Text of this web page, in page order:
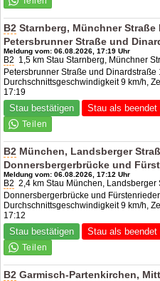
B2 Starnberg, Münchner
Petersbrunner Straße und
Meldung vom: 06.08.2026, 17:19 Uhr
B2 1,5 km Stau Starnberg, Münchner
Petersbrunner Straße und Dinardstraße
Durchschnittsgeschwindigkeit 9 km/h,
17:19
Stau bestätigen Stau als beendet
B2 München, Landsberger
Donnersbergerbrücke und
Meldung vom: 06.08.2026, 17:12 Uhr
B2 2,4 km Stau München, Landsberger
Donnersbergerbrücke und
Durchschnittsgeschwindigkeit 9 km/h,
17:12
Stau bestätigen Stau als beendet
B2 Garmisch-Partenkirchen,